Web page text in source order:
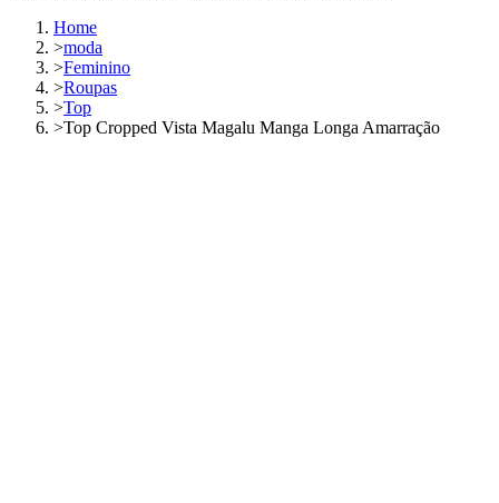
Home
>moda
>Feminino
>Roupas
>Top
>Top Cropped Vista Magalu Manga Longa Amarração